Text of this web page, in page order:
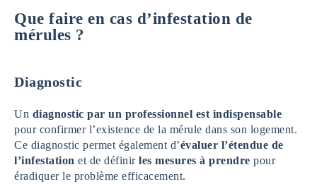
Que faire en cas d’infestation de
mérules ?
Diagnostic
Un diagnostic par un professionnel est indispensable
pour confirmer l’existence de la mérule dans son logement.
Ce diagnostic permet également d’évaluer l’étendue de
l’infestation et de définirles mesures à prendre pour
éradiquer le problème efficacement.